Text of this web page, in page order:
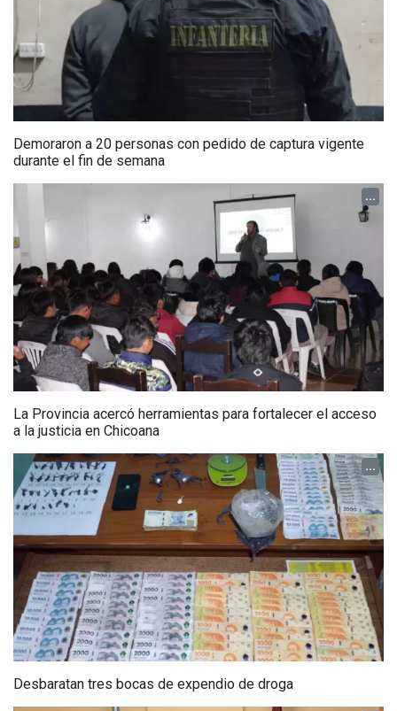
Demoraron a 20 personas con pedido de captura vigente
durante el fin de semana
...
La Provincia acercó herramientas para fortalecer el acceso
a la justicia en Chicoana
...
Desbaratan tres bocas de expendio de droga